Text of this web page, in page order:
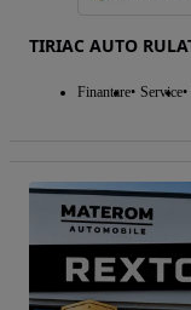
TIRIAC AUTO
Finantare Service